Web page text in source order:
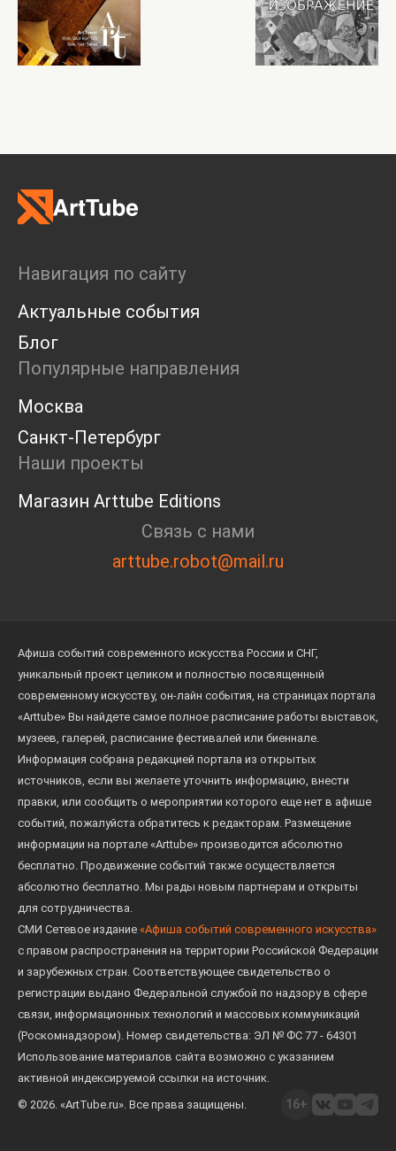
Навигация по сайту
Актуальные события
Блог
Популярные направления
Москва
Санкт-Петербург
Наши проекты
Магазин Arttube Editions
Связь с нами
arttube.robot@mail.ru
Афиша событий современного искусства России и СНГ,
уникальный проект целиком и полностью посвященный
современному искусству, он-лайн события, на страницах портала
«Arttube» Вы найдете самое полное расписание работы выставок,
музеев, галерей, расписание фестивалей или биеннале.
Информация собрана редакцией портала из открытых
источников, если вы желаете уточнить информацию, внести
правки, или сообщить о мероприятии которого еще нет в афише
событий, пожалуйста обратитесь к редакторам. Размещение
информации на портале «Arttube» производится абсолютно
бесплатно. Продвижение событий также осуществляется
абсолютно бесплатно. Мы рады новым партнерам и открыты
для сотрудничества.
СМИ Сетевое издание «Афиша событий современного искусства»
с правом распространения на территории Российской Федерации
и зарубежных стран. Соответствующее свидетельство о
регистрации выдано Федеральной службой по надзору в сфере
связи, информационных технологий и массовых коммуникаций
(Роскомнадзором). Номер свидетельства: ЭЛ № ФС 77 - 64301
Использование материалов сайта возможно с указанием
активной индексируемой ссылки на источник.
© 2026. «ArtTube.ru». Все права защищены.
16+